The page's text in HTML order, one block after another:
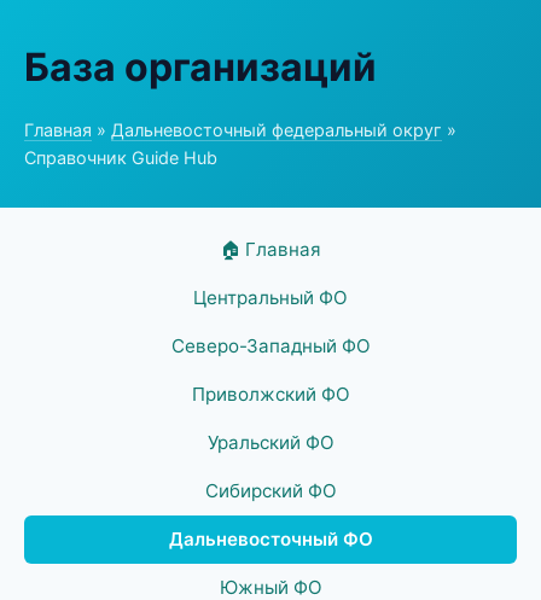
База организаций
Главная » Дальневосточный федеральный округ »
Справочник Guide Hub
🏠 Главная
Центральный ФО
Северо-Западный ФО
Приволжский ФО
Уральский ФО
Сибирский ФО
Дальневосточный ФО
Южный ФО